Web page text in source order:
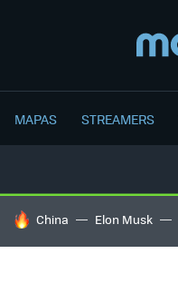
MAPAS STREAMERS
HOY SE HABLA DE
China Elon Musk